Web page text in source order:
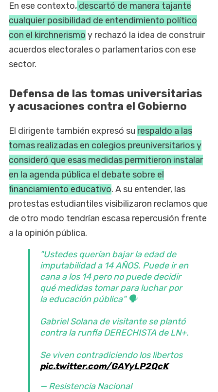
En ese contexto, descartó de manera tajante
cualquier posibilidad de entendimiento político
con el kirchnerismo y rechazó la idea de construir
acuerdos electorales o parlamentarios con ese
sector.
Defensa de las tomas universitarias
y acusaciones contra el Gobierno
El dirigente también expresó su respaldo a las
tomas realizadas en colegios preuniversitarios y
consideró que esas medidas permitieron instalar
en la agenda pública el debate sobre el
financiamiento educativo. A su entender, las
protestas estudiantiles visibilizaron reclamos que
de otro modo tendrían escasa repercusión frente
a la opinión pública.
"Ustedes querían bajar la edad de
imputabilidad a 14 AÑOS. Puede ir en
cana a los 14 pero no puede decidir
qué medidas tomar para luchar por
la educación pública" 🗣️
Gabriel Solana de visitante se plantó
contra la runfla DERECHISTA de LN+.
Se viven contradiciendo los libertos
pic.twitter.com/GAYyLP2QcK
— Resistencia Nacional